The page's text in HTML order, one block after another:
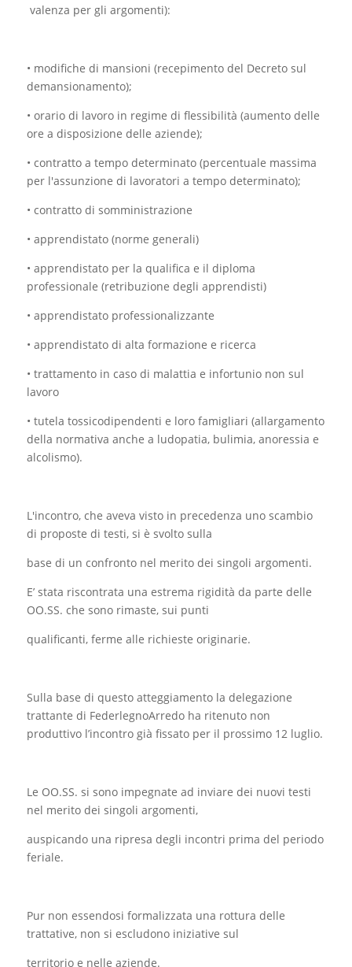
valenza per gli argomenti):
• modifiche di mansioni (recepimento del Decreto sul
demansionamento);
• orario di lavoro in regime di flessibilità (aumento delle
ore a disposizione delle aziende);
• contratto a tempo determinato (percentuale massima
per l'assunzione di lavoratori a tempo determinato);
• contratto di somministrazione
• apprendistato (norme generali)
• apprendistato per la qualifica e il diploma
professionale (retribuzione degli apprendisti)
• apprendistato professionalizzante
• apprendistato di alta formazione e ricerca
• trattamento in caso di malattia e infortunio non sul
lavoro
• tutela tossicodipendenti e loro famigliari (allargamento
della normativa anche a ludopatia, bulimia, anoressia e
alcolismo).
L'incontro, che aveva visto in precedenza uno scambio
di proposte di testi, si è svolto sulla
base di un confronto nel merito dei singoli argomenti.
E’ stata riscontrata una estrema rigidità da parte delle
OO.SS. che sono rimaste, sui punti
qualificanti, ferme alle richieste originarie.
Sulla base di questo atteggiamento la delegazione
trattante di FederlegnoArredo ha ritenuto non
produttivo l’incontro già fissato per il prossimo 12 luglio.
Le OO.SS. si sono impegnate ad inviare dei nuovi testi
nel merito dei singoli argomenti,
auspicando una ripresa degli incontri prima del periodo
feriale.
Pur non essendosi formalizzata una rottura delle
trattative, non si escludono iniziative sul
territorio e nelle aziende.